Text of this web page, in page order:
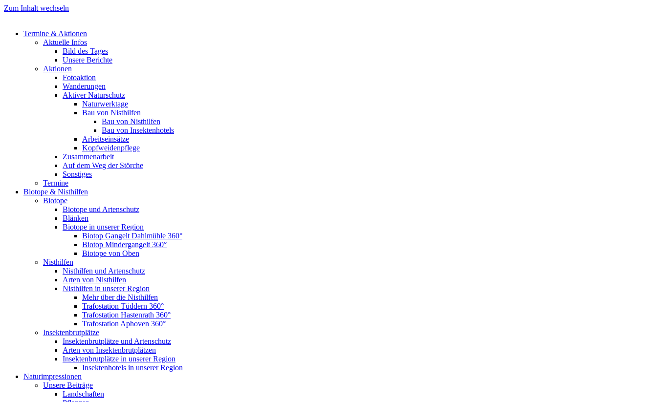
Zum Inhalt wechseln
Termine & Aktionen
Aktuelle Infos
Bild des Tages
Unsere Berichte
Aktionen
Fotoaktion
Wanderungen
Aktiver Naturschutz
Naturwerktage
Bau von Nisthilfen
Bau von Nisthilfen
Bau von Insektenhotels
Arbeitseinsätze
Kopfweidenpflege
Zusammenarbeit
Auf dem Weg der Störche
Sonstiges
Termine
Biotope & Nisthilfen
Biotope
Biotope und Artenschutz
Blänken
Biotope in unserer Region
Biotop Gangelt Dahlmühle 360°
Biotop Mindergangelt 360°
Biotope von Oben
Nisthilfen
Nisthilfen und Artenschutz
Arten von Nisthilfen
Nisthilfen in unserer Region
Mehr über die Nisthilfen
Trafostation Tüddern 360°
Trafostation Hastenrath 360°
Trafostation Aphoven 360°
Insektenbrutplätze
Insektenbrutplätze und Artenschutz
Arten von Insektenbrutplätzen
Insektenbrutplätze in unserer Region
Insektenhotels in unserer Region
Naturimpressionen
Unsere Beiträge
Landschaften